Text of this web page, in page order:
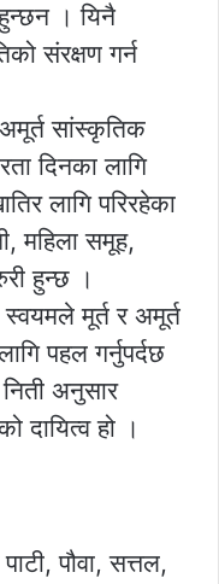
। यिनै
संरक्षण गर्न
सांस्कृतिक
दिनका लागि
लागि परिरहेका
महिला समूह,
हुन्छ ।
मूर्त र अमूर्त
पहल गर्नुपर्दछ
अनुसार
दायित्व हो ।
पौवा, सत्तल,